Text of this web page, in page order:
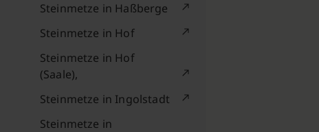
Steinmetze in Haßberge
Steinmetze in Hof
Steinmetze in Hof
(Saale),
Steinmetze in Ingolstadt
Steinmetze in